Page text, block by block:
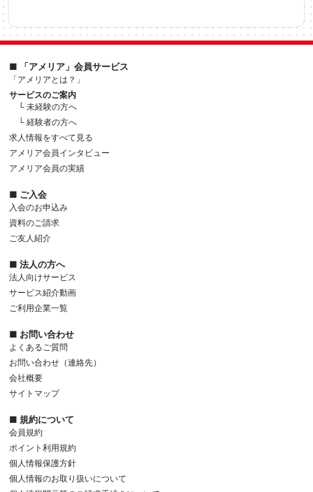
■ 「アメリア」会員サービス
「アメリアとは？」
サービスのご案内
└ 未経験の方へ
└ 経験者の方へ
求人情報をすべて見る
アメリア会員インタビュー
アメリア会員の実績
■ ご入会
入会のお申込み
資料のご請求
ご友人紹介
■ 法人の方へ
法人向けサービス
サービス紹介動画
ご利用企業一覧
■ お問い合わせ
よくあるご質問
お問い合わせ（連絡先）
会社概要
サイトマップ
■ 規約について
会員規約
ポイント利用規約
個人情報保護方針
個人情報のお取り扱いについて